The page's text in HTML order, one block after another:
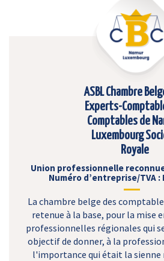
ASBL Chambre
Experts-
Comptables de
Luxembourg
Royale
Union professionnelle
Numéro d’entreprise/TVA :
La chambre belge des
retenue à la base, pour la mise
professionnelles régionales qui
objectif de donner, à la
l'importance qui était la sienne